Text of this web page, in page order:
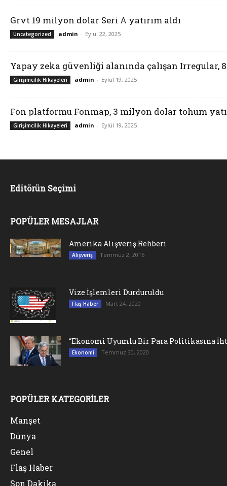
Grvt 19 milyon dolar Seri A yatırım aldı
Uncategorized admin - Eylül 22, 2025
Yapay zeka güvenliği alanında çalışan Irregular,
Girişimcilik Hikayeleri admin - Eylül 19, 2025
Fon platformu Fonmap, 3 milyon dolar tohum
Girişimcilik Hikayeleri admin - Eylül 19, 2025
Editörün Seçimi
POPÜLER MESAJLAR
Amerika Alışveriş Rehberi
Alışveriş Temmuz 2, 2016
Vize İşlemleri Durduruldu
Flaş Haber Mart 24, 2020
“Ekonomi Uyumlu Bir Para Politikasına
Ekonomi Temmuz 30, 2020
POPÜLER KATEGORİLER
Manşet
Dünya
Genel
Flaş Haber
Son Dakika